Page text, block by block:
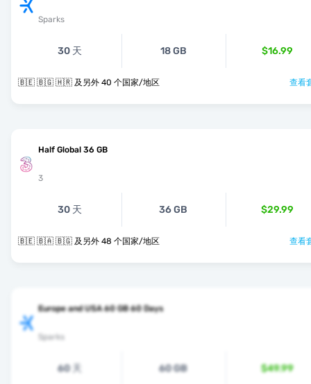
Sparks
30 天 18 GB $16.99
🇧🇪 🇧🇬 🇭🇷 及另外 40 个国家/地区 查看
Half Global 36 GB
3
30 天 36 GB $29.99
🇧🇪 🇧🇦 🇧🇬 及另外 48 个国家/地区 查看
Europe and USA 60 GB 60 Days
Sparks
60 天 60 GB $49.99